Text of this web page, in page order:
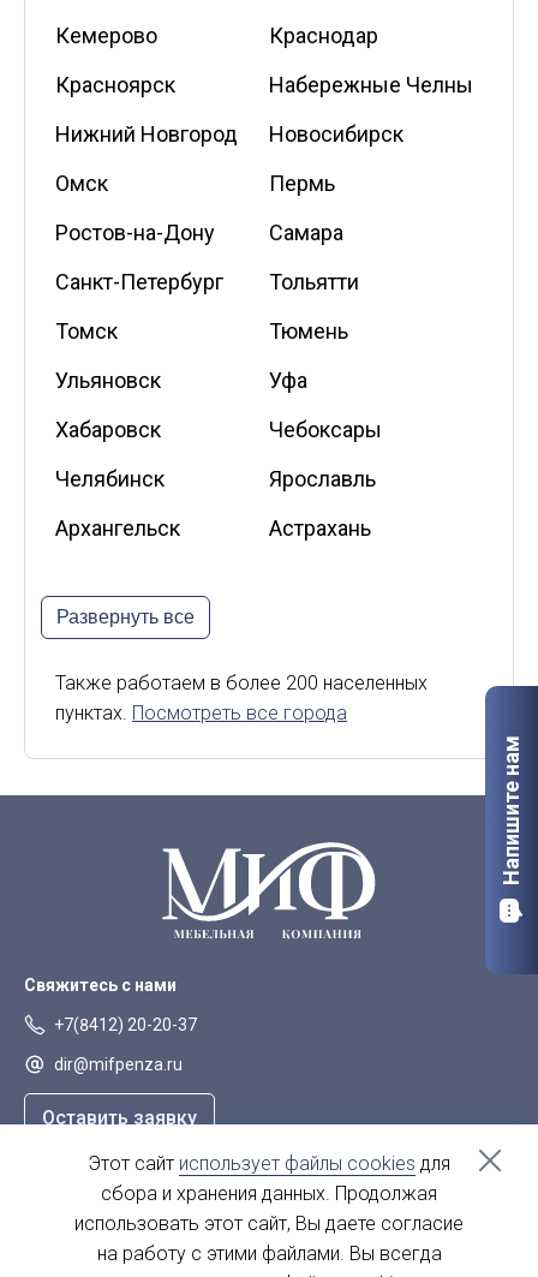
Кемерово
Краснодар
Красноярск
Набережные Челны
Нижний Новгород
Новосибирск
Омск
Пермь
Ростов-на-Дону
Самара
Санкт-Петербург
Тольятти
Томск
Тюмень
Ульяновск
Уфа
Хабаровск
Чебоксары
Челябинск
Ярославль
Архангельск
Астрахань
Калининград
Киров
Курск
Липецк
Мурманск
Тверь
Развернуть все
Также работаем в более 200 населенных
пунктах. Посмотреть все города
Свяжитесь с нами
+7(8412) 20-20-37
dir@mifpenza.ru
Оставить заявку
г. Пенза, ул. Аустрина, 139а
пн-пт - с 9.00-18.00
Напишите нам
Этот сайт использует файлы cookies для
сбора и хранения данных. Продолжая
использовать этот сайт, Вы даете согласие
на работу с этими файлами. Вы всегда